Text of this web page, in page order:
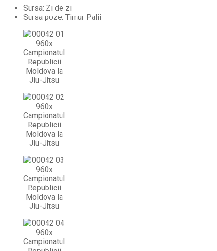
Sursa: Zi de zi
Sursa poze: Timur Palii